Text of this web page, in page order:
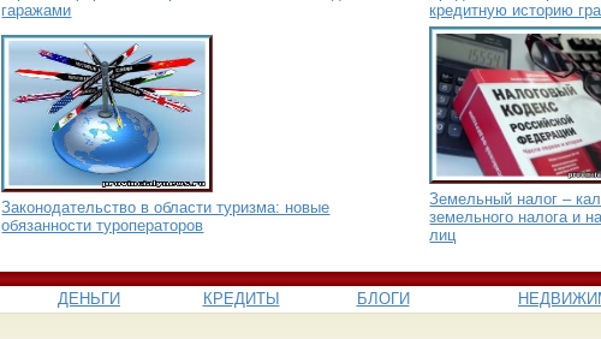
гаражами
кредитную историю
Законодательство в области туризма: новые
обязанности туроператоров
Земельный налог –
земельного налога и
лиц
ДЕНЬГИ КРЕДИТЫ БЛОГИ